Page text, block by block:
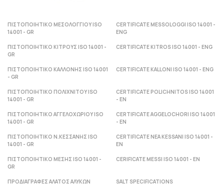
ΠΙΣΤΟΠΟΙΗΤΙΚΟ ΜΕΣΟΛΟΓΓΙΟΥ ISO
14001 - GR
CERTIFICATE MESSOLOGGI ISO 14001 -
ENG
ΠΙΣΤΟΠΟΙΗΤΙΚΟ ΚΙΤΡΟΥΣ ISO 14001 -
GR
CERTIFICATE KITROS ISO 14001 - ENG
ΠΙΣΤΟΠΟΙΗΤΙΚΟ ΚΑΛΛΟΝΗΣ ISO 14001
- GR
CERTIFICATE KALLONI ISO 14001 - ENG
ΠΙΣΤΟΠΟΙΗΤΙΚΟ ΠΟΛΙΧΝΙΤΟΥ ISO
14001 - GR
CERTIFICATE POLICHNITOS ISO 14001
- ΕΝ
ΠΙΣΤΟΠΟΙΗΤΙΚΟ ΑΓΓΕΛΟΧΩΡΙΟΥ ISO
14001 - GR
CERTIFICATE AGGELOCHORI ISO 14001
- ΕΝ
ΠΙΣΤΟΠΟΙΗΤΙΚΟ Ν.ΚΕΣΣΑΝΗΣ ISO
14001 - GR
CERTIFICATE NEA KESSANI ISO 14001 -
ΕΝ
ΠΙΣΤΟΠΟΙΗΤΙΚΟ ΜΕΣΗΣ ISO 14001 -
GR
CERIFICATE MESSI ISO 14001 - ΕΝ
ΠΡΟΔΙΑΓΡΑΦΕΣ ΑΛΑΤΟΣ ΑΛΥΚΩΝ SALT SPECIFICATIONS